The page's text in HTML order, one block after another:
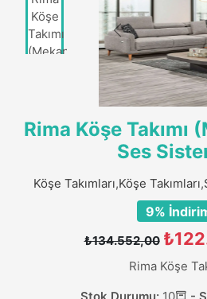
Rima Köşe Takımı
Ses
Köşe Takımları Köşe Takımları,
9%
₺134.552,00
Rima Köşe
10 -